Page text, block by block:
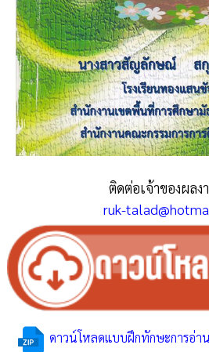
ติดต่อเจ้าของผลง
ruk-
ดาวน์โหลดแบบฝึกทักษะการอ่า